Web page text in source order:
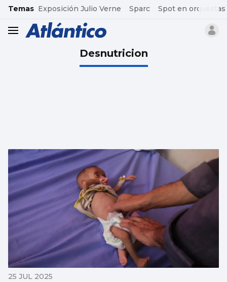
common.go-to-content
Temas Exposición Julio Verne Sparc Spot en orquestas
header.menu.open
Desnutricion
25 JUL 2025